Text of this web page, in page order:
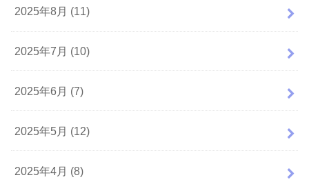
2025年8月 (11)
2025年7月 (10)
2025年6月 (7)
2025年5月 (12)
2025年4月 (8)